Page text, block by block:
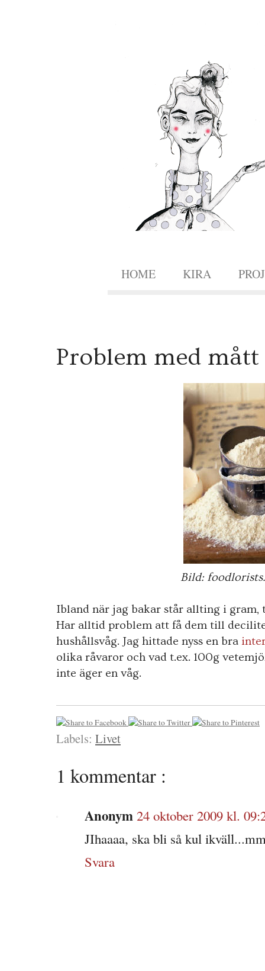
HOME KIRA
Problem med mått
Bild:
Ibland när jag bakar står allting i gram,
Har alltid problem att få dem till
hushållsvåg. Jag hittade nyss en bra
olika råvaror och vad t.ex. 100g
inte äger en våg.
Labels: Livet
1 kommentar :
Anonym 24 oktober 2009 kl.
JIhaaaa, ska bli så kul
Svara